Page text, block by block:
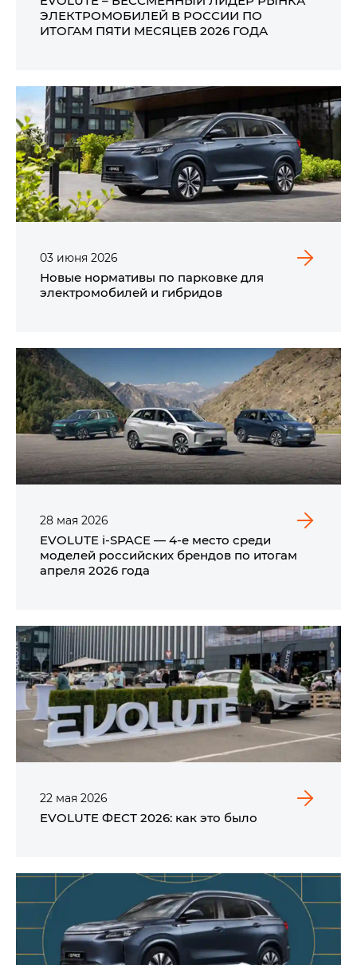
ЭЛЕКТРОМОБИЛЕЙ В РОССИИ ПО
ИТОГАМ ПЯТИ МЕСЯЦЕВ 2026 ГОДА
03 июня 2026
Новые нормативы по парковке для
электромобилей и гибридов
28 мая 2026
EVOLUTE i‑SPACE — 4-е место среди
моделей российских брендов по итогам
апреля 2026 года
22 мая 2026
EVOLUTE ФЕСТ 2026: как это было